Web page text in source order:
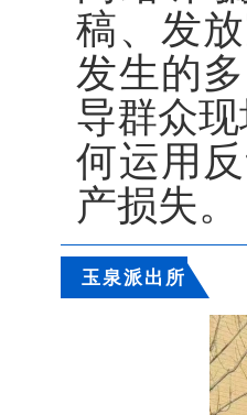
稿、发
发生的
导群众
何运用
产损失。
玉泉派出所